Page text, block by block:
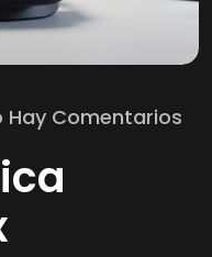
Hay Comentarios